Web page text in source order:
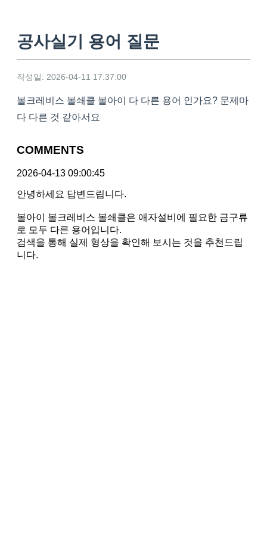
공사실기 용어 질문
작성일: 2026-04-11 17:37:00
볼크레비스 볼쇄클 볼아이 다 다른 용어 인가요? 문제마
다 다른 것 같아서요
COMMENTS
2026-04-13 09:00:45
안녕하세요 답변드립니다.
볼아이 볼크레비스 볼쇄클은 애자설비에 필요한 금구류
로 모두 다른 용어입니다.
검색을 통해 실제 형상을 확인해 보시는 것을 추천드립
니다.